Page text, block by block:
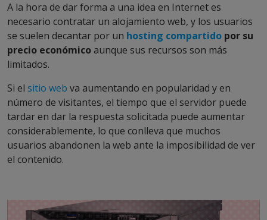
A la hora de dar forma a una idea en Internet es
necesario contratar un alojamiento web, y los usuarios
se suelen decantar por un hosting compartido por su
precio económicoaunque sus recursos son más
limitados.
Si el sitio web va aumentando en popularidad y en
número de visitantes, el tiempo que el servidor puede
tardar en dar la respuesta solicitada puede aumentar
considerablemente, lo que conlleva que muchos
usuarios abandonen la web ante la imposibilidad de ver
el contenido.